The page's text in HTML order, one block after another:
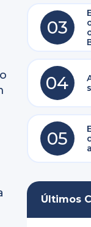
03
04
05
Últimos